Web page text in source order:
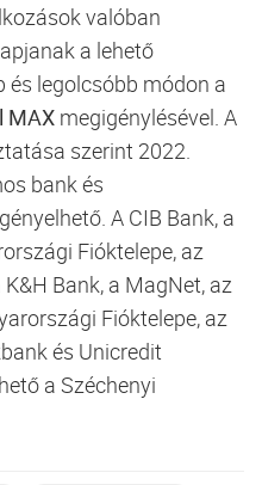
valóban
a lehető
és legolcsóbb módon a
MAX megigénylésével. A
szerint 2022.
bank és
A CIB Bank, a
Fióktelepe, az
Bank, a MagNet, az
Fióktelepe, az
és Unicredit
a Széchenyi